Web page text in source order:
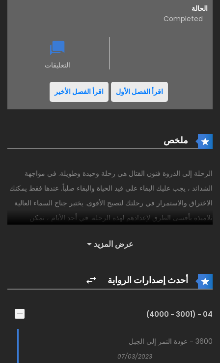
الحالة
Completed
التعليقات
اقرأ الفصل الأول اقرأ الفصل الأخير
ملخص
الرحلة إلى الذروة فنون القتال هي رحلة وحيدة وطويلة. في مواجهة
الشدائد ، يجب عليك البقاء على قيد الحياة والبقاء صلباً. عندها فقط يمكنك
الاختراق والاستمرار في رحلتك لتصبح الأقوى. يختبر جناح السماء العالية
تلاميذه بأقسى الطرق لإعدادهم لهذه الرحلة. في أحد الأيام ، تمكن
الكتاب على طريق ذروة فنون القتال.عرض المزيد
أحدث إصدارات الرواية
04 - (3001 - 4000)
3600 - عودة النمر إلى الجبل
07/03/2023